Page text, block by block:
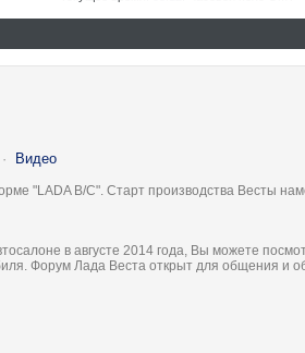
· Видео
"LADA B/C". Старт производства Весты
в августе 2014 года, Вы можете
Форум Лада Веста открыт для общения и